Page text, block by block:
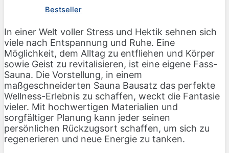
Bestseller
In einer Welt voller Stress und Hektik sehnen sich
viele nach Entspannung und Ruhe. Eine
Möglichkeit, dem Alltag zu entfliehen und Körper
sowie Geist zu revitalisieren, ist eine eigene Fass-
Sauna. Die Vorstellung, in einem
maßgeschneiderten Sauna Bausatz das perfekte
Wellness-Erlebnis zu schaffen, weckt die Fantasie
vieler. Mit hochwertigen Materialien und
sorgfältiger Planung kann jeder seinen
persönlichen Rückzugsort schaffen, um sich zu
regenerieren und neue Energie zu tanken.